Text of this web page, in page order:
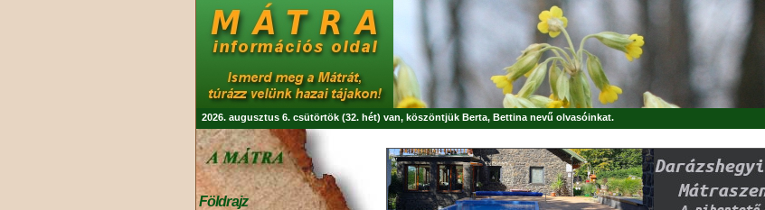
2026. augusztus 6. csütörtök (32. hét) van, köszöntjük Berta, Bettina nevű olvasóinkat.
Földrajz